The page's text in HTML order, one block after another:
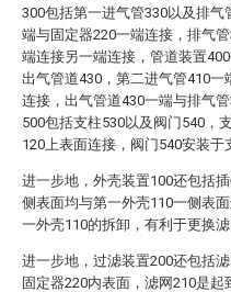
300包括第一进气管330以及排气
端与固定器220一端连接，排气
端连接另一端连接，管道装置
出气管道430，第二进气管410一
连接，出气管道430一端与排气
500包括支柱530以及阀门540，
120上表面连接，阀门540安装于
进一步地，外壳装置100还包括
侧表面均与第一外壳110一侧表
一外壳110的拆卸，有利于更换滤
进一步地，过滤装置200还包括
固定器220内表面，滤网210是起